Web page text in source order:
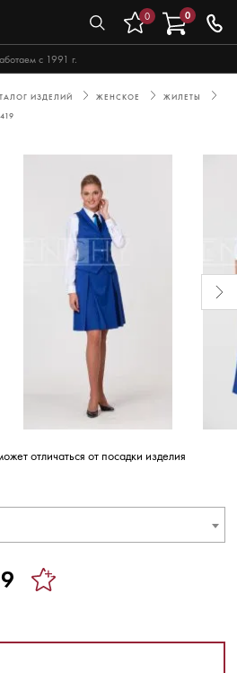
с 1991 г.
0 0
ИЗДЕЛИЙ ЖЕНСКОЕ
ЖИЛЕТЫ
отличаться от посадки изделия